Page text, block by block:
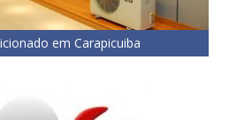
em Carapicuiba